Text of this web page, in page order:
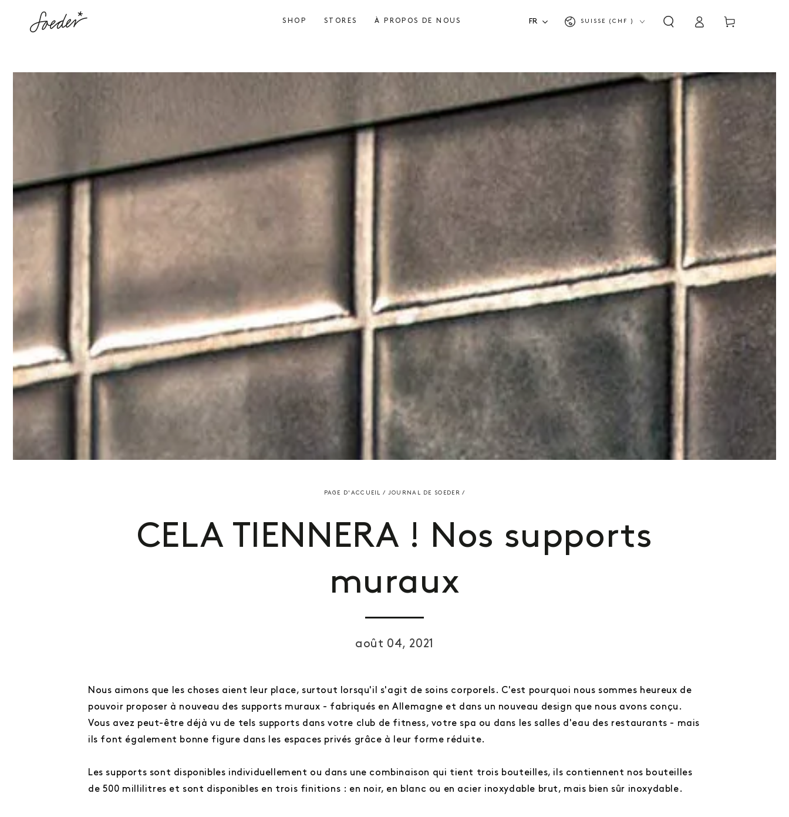
CONTENU
SHOP
STORES À PROPOS DE NOUS FR
Pays/Région
SUISSE (CHF )
connecterd'achat
PAGE D'ACCUEIL / JOURNAL DE SOEDER /
CELA TIENNERA ! Nos supports
muraux
août 04, 2021
Nous aimons que les choses aient leur place, surtout lorsqu'il s'agit de soins corporels. C'est pourquoi nous sommes heureux de
pouvoir proposer à nouveau des supports muraux - fabriqués en Allemagne et dans un nouveau design que nous avons conçu.
Vous avez peut-être déjà vu de tels supports dans votre club de fitness, votre spa ou dans les salles d'eau des restaurants - mais
ils font également bonne figure dans les espaces privés grâce à leur forme réduite.
Les supports sont disponibles individuellement ou dans une combinaison qui tient trois bouteilles, ils contiennent nos bouteilles
de 500 millilitres et sont disponibles en trois finitions : en noir, en blanc ou en acier inoxydable brut, mais bien sûr inoxydable.